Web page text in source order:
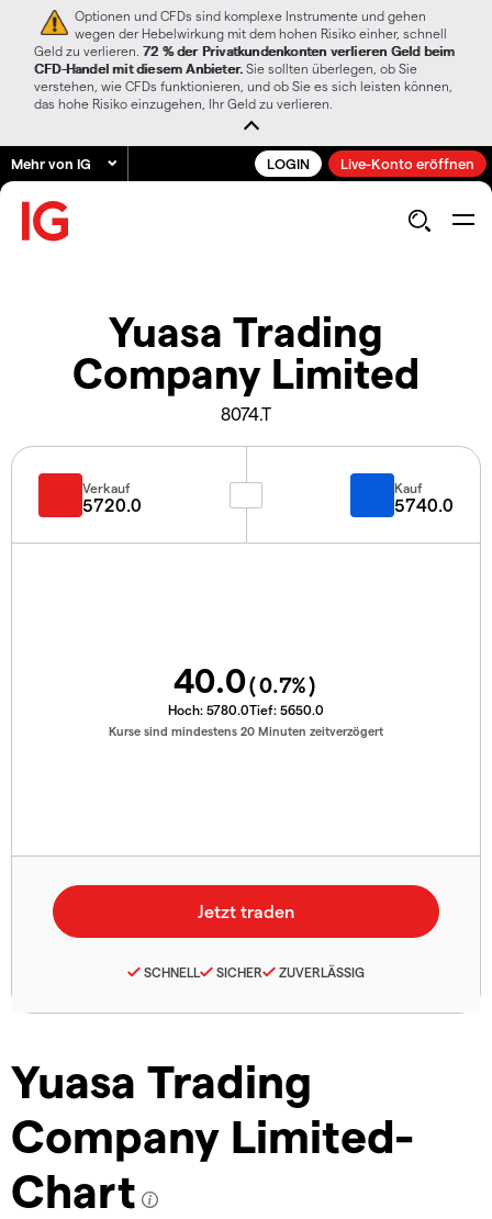
Optionen und CFDs sind komplexe Instrumente und gehen
wegen der Hebelwirkung mit dem hohen Risiko einher, schnell
Geld zu verlieren. 72 % der Privatkundenkonten verlieren Geld beim
CFD-Handel mit diesem Anbieter. Sie sollten überlegen, ob Sie
verstehen, wie CFDs funktionieren, und ob Sie es sich leisten können,
das hohe Risiko einzugehen, Ihr Geld zu verlieren.
Mehr von IG LOGIN Live-Konto eröffnen
Yuasa Trading
Company Limited
8074.T
Yuasa Trading
Company Limited-
Chart
Verkauf
5720.0
Kauf
5740.0
40.0(0.7%)
Hoch: 5780.0Tief: 5650.0
Kurse sind mindestens 20 Minuten zeitverzögert
SCHNELL SICHER ZUVERLÄSSIG